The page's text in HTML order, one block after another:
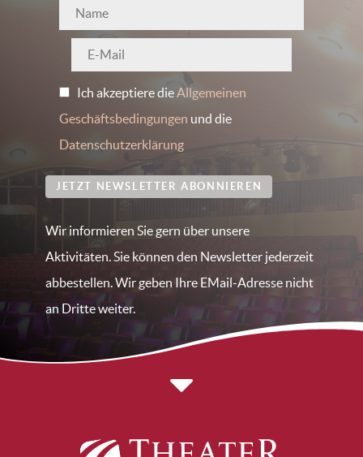
Ich akzeptiere dieAllgemeinen
Geschäftsbedingungen und die
Datenschutzerklärung
JETZT NEWSLETTER ABONNIEREN
Wir informieren Sie gern über unsere
Aktivitäten. Sie können den Newsletter jederzeit
abbestellen. Wir geben Ihre EMail-Adresse nicht
an Dritte weiter.